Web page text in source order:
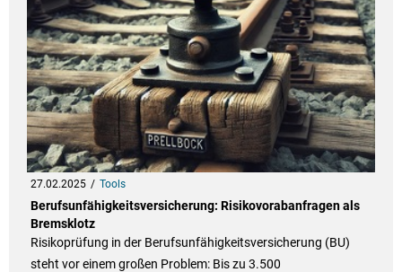
27.02.2025 Tools
Berufsunfähigkeitsversicherung: Risikovorabanfragen als
Bremsklotz
Risikoprüfung in der Berufsunfähigkeitsversicherung (BU)
steht vor einem großen Problem: Bis zu 3.500